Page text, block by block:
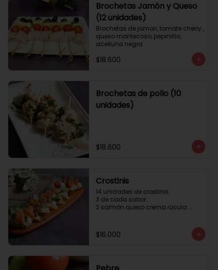
Brochetas Jamón y Queso
(12 unidades)
Brochetas de jamon, tomate cherry ,
queso mantecoso, pepinilllo,
aceituna negra
$18.600
Brochetas de pollo (10
unidades)
$18.600
Crostinis
14 unidades de crostinis.
3 de cada sabor:
2 salmón queso crema rúcula
caramelizada y miel.
3 camaron queso crema rúcula.
$16.000